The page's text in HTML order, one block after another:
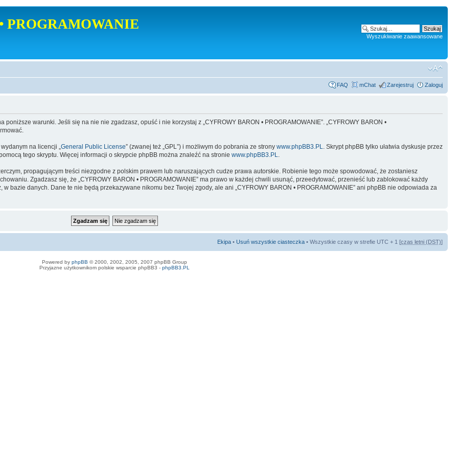
PROGRAMOWANIE
Wyszukiwanie zaawansowane
FAQ mChat Zarejestruj Zaloguj
poniższe warunki. Jeśli się na nie nie zgadzasz, opuść i nie korzystaj z „CYFROWY BARON • PROGRAMOWANIE”. „CYFROWY BARON •
wydanym na licencji „General Public License” (zwanej też „GPL”) i możliwym do pobrania ze strony www.phpBB3.PL. Skrypt phpBB tylko ułatwia dyskusje przez
tego skryptu. Więcej informacji o skrypcie phpBB można znaleźć na stronie www.phpBB3.PL.
propagującym treści niezgodne z polskim prawem lub naruszających cudze prawa autorskie. Robienie tego może spowodować, że zostaniesz
Zgadzasz się, że „CYFROWY BARON • PROGRAMOWANIE” ma prawo w każdej chwili usunąć, przeedytować, przenieść lub zablokować każdy
bazie danych. Dane te nie będą przekazywane nikomu bez Twojej zgody, ale ani „CYFROWY BARON • PROGRAMOWANIE” ani phpBB nie odpowiada za
Ekipa • Usuń wszystkie ciasteczka • Wszystkie czasy w strefie UTC + 1 [czas letni (DST)]
Powered by phpBB © 2000, 2002, 2005, 2007 phpBB Group
Przyjazne użytkownikom polskie wsparcie phpBB3 - phpBB3.PL